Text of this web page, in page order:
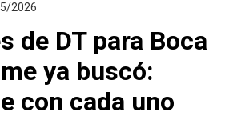
2026
de DT para Boca
ya buscó:
con cada uno